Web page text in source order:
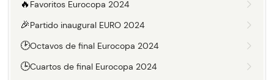
🔥 Favoritos Eurocopa 2024
🎉Partido inaugural EURO 2024
🕑Octavos de final Eurocopa 2024
🕒Cuartos de final Eurocopa 2024